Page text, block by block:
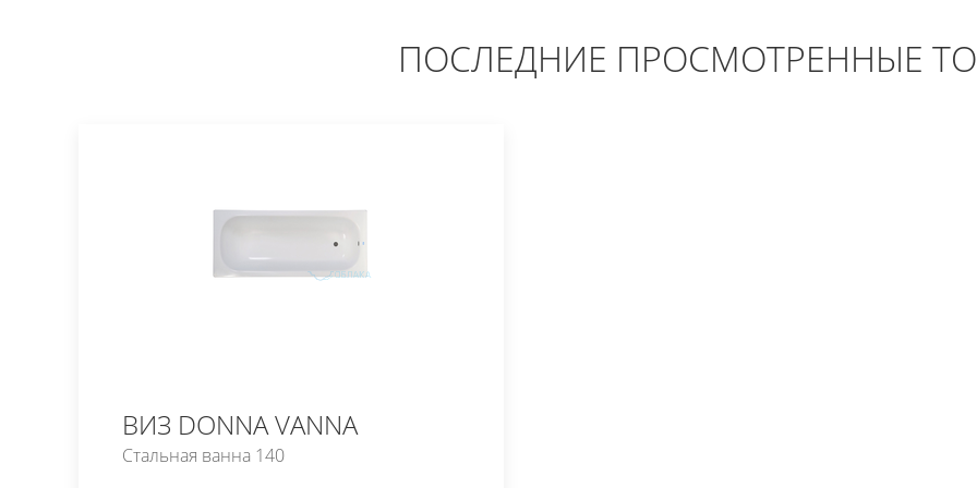
ПОСЛЕДНИЕ ПРОСМОТРЕННЫЕ
ВИЗ DONNA VANNA
Стальная ванна 140